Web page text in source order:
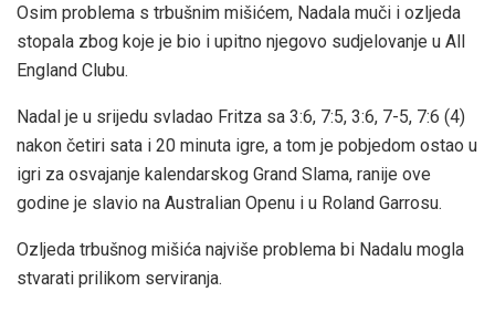
Osim problema s trbušnim mišićem, Nadala muči i ozljeda
stopala zbog koje je bio i upitno njegovo sudjelovanje u All
England Clubu.
Nadal je u srijedu svladao Fritza sa 3:6, 7:5, 3:6, 7-5, 7:6 (4)
nakon četiri sata i 20 minuta igre, a tom je pobjedom ostao u
igri za osvajanje kalendarskog Grand Slama, ranije ove
godine je slavio na Australian Openu i u Roland Garrosu.
Ozljeda trbušnog mišića najviše problema bi Nadalu mogla
stvarati prilikom serviranja.